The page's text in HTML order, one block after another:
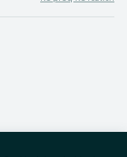
iEVA60,iEVS4,Boshqa